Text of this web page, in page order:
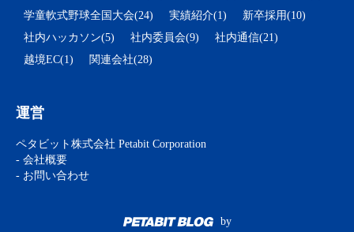
学童軟式野球全国大会(24)
実績紹介(1)
新卒採用(10)
社内ハッカソン(5)
社内委員会(9)
社内通信(21)
越境EC(1)
関連会社(28)
運営
ペタビット株式会社 Petabit Corporation
- 会社概要
- お問い合わせ
by